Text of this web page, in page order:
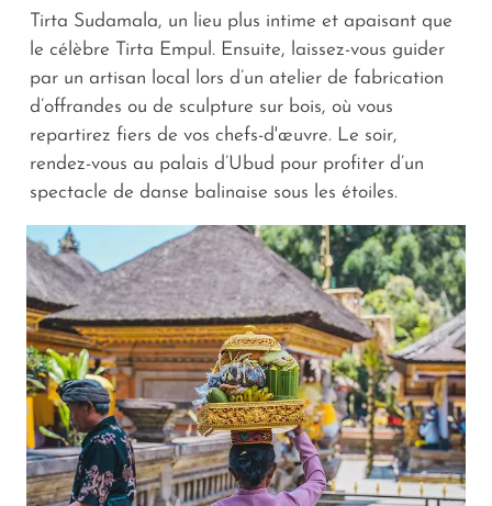
Tirta Sudamala, un lieu plus intime et apaisant que
le célèbre Tirta Empul. Ensuite, laissez-vous guider
par un artisan local lors d’un atelier de fabrication
d’offrandes ou de sculpture sur bois, où vous
repartirez fiers de vos chefs-d'œuvre. Le soir,
rendez-vous au palais d’Ubud pour profiter d’un
spectacle de danse balinaise sous les étoiles.